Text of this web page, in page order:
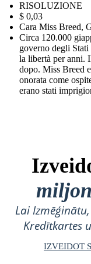
RISOLUZIONE
$ 0,03
Cara Miss Breed,
Circa 120.000
governo degli
la libertà per anni.
dopo. Miss Breed
onorata come
erano stati
Lai
Kredītkartes
IZVEIDOT